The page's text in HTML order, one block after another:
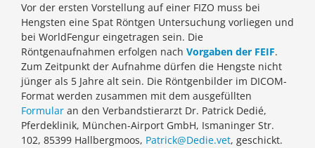
Vor der ersten Vorstellung auf einer FIZO muss bei
Hengsten eine Spat Röntgen Untersuchung vorliegen und
bei WorldFengur eingetragen sein. Die
Röntgenaufnahmen erfolgen nach Vorgaben der FEIF.
Zum Zeitpunkt der Aufnahme dürfen die Hengste nicht
jünger als 5 Jahre alt sein. Die Röntgenbilder im DICOM-
Format werden zusammen mit dem ausgefüllten
Formular an den Verbandstierarzt Dr. Patrick Dedié,
Pferdeklinik, München-Airport GmbH, Ismaninger Str.
102, 85399 Hallbergmoos, Patrick@Dedie.vet, geschickt.